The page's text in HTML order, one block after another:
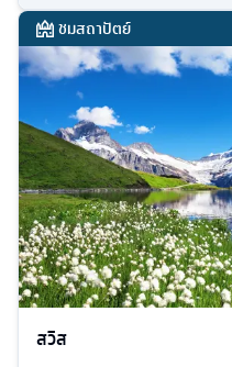
ชมสถาปัตย์
สวิส